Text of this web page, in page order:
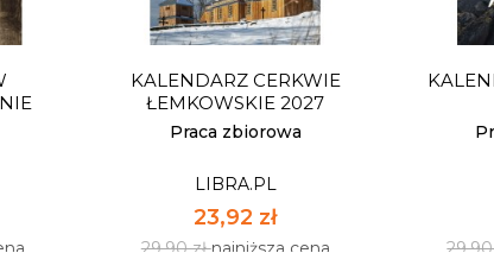
KALENDARZ CERKWIE
ŁEMKOWSKIE 2027
Praca zbiorowa
LIBRA.PL
23,92 zł
29,90 złnajniższa cena